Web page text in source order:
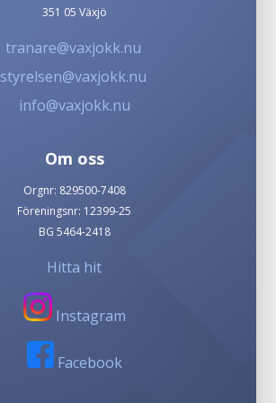
351 05 Växjö
tranare@vaxjokk.nu
styrelsen@vaxjokk.nu
info@vaxjokk.nu
Om oss
Orgnr: 829500-7408
Föreningsnr: 12399-25
BG 5464-2418
Hitta hit
Instagram
Facebook